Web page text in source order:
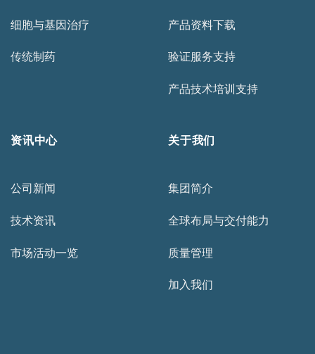
细胞与基因治疗
传统制药
产品资料下载
验证服务支持
产品技术培训支持
资讯中心
公司新闻
技术资讯
市场活动一览
关于我们
集团简介
全球布局与交付能力
质量管理
加入我们